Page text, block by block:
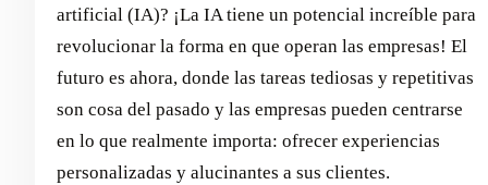
artificial (IA)? ¡La IA tiene un potencial increíble para
revolucionar la forma en que operan las empresas! El
futuro es ahora, donde las tareas tediosas y repetitivas
son cosa del pasado y las empresas pueden centrarse
en lo que realmente importa: ofrecer experiencias
personalizadas y alucinantes a sus clientes.